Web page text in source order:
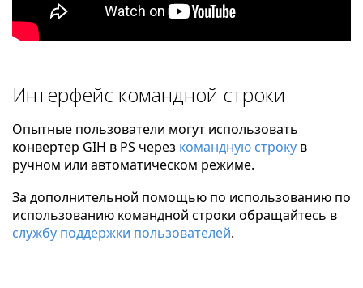
Интерфейс командной строки
Опытные пользователи могут использовать
конвертер GIH в PS через командную строку в
ручном или автоматическом режиме.
За дополнительной помощью по использованию по
использованию командной строки обращайтесь в
службу поддержки пользователей.